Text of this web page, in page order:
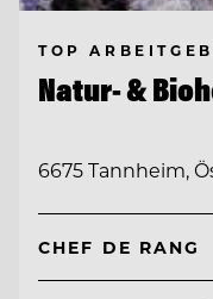
TOP
Natur- &
6675 Tannheim,
CHEF DE RANG